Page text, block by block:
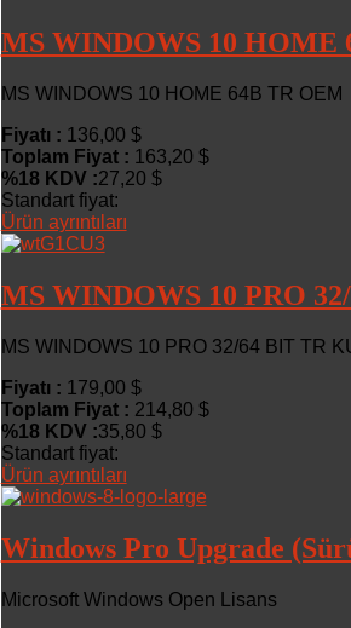
MS WINDOWS 10 HOME
MS WINDOWS 10 HOME 64B TR OEM
Fiyatı : 136,00 $
Toplam Fiyat : 163,20 $
%18 KDV :27,20 $
Standart fiyat:
Ürün ayrıntıları
MS WINDOWS 10 PRO
MS WINDOWS 10 PRO 32/64 BIT TR
Fiyatı : 179,00 $
Toplam Fiyat : 214,80 $
%18 KDV :35,80 $
Standart fiyat:
Ürün ayrıntıları
Windows Pro Upgrade
Microsoft Windows Open Lisans